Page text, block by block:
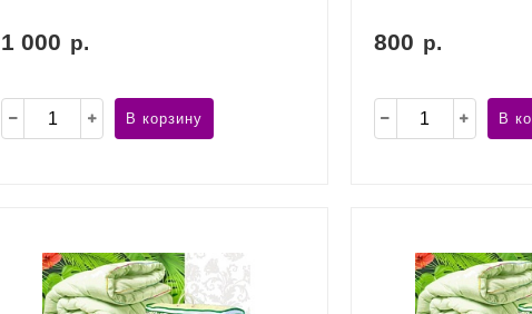
1 000 р.
В корзину
800 р.
В